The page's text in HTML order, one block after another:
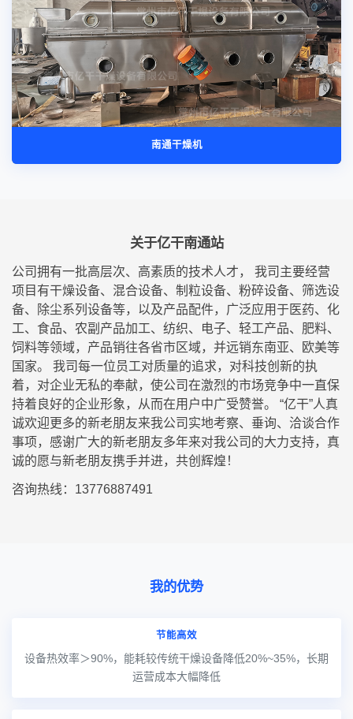
南通干燥机
关于亿干南通站
公司拥有一批高层次、高素质的技术人才， 我司主要经营
项目有干燥设备、混合设备、制粒设备、粉碎设备、筛选设
备、除尘系列设备等，以及产品配件，广泛应用于医药、化
工、食品、农副产品加工、纺织、电子、轻工产品、肥料、
饲料等领域，产品销往各省市区域，并远销东南亚、欧美等
国家。 我司每一位员工对质量的追求，对科技创新的执
着，对企业无私的奉献，使公司在激烈的市场竞争中一直保
持着良好的企业形象，从而在用户中广受赞誉。 “亿干”人真
诚欢迎更多的新老朋友来我公司实地考察、垂询、洽谈合作
事项，感谢广大的新老朋友多年来对我公司的大力支持，真
诚的愿与新老朋友携手并进，共创辉煌！
咨询热线：13776887491
我的优势
节能高效
设备热效率＞90%，能耗较传统干燥设备降低20%~35%，长期
运营成本大幅降低